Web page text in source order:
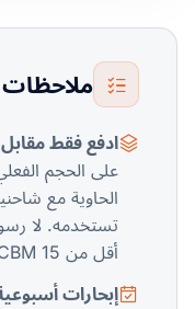
ملاحظات
ادفع فقط
الحاوية مع
تستخدمه. لا
أقل من 15 CBM.
إبحارات